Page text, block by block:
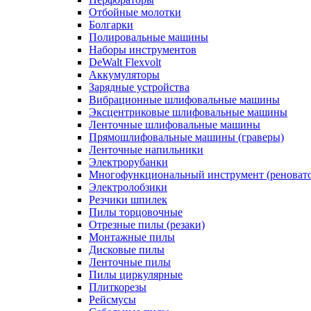
Отбойные молотки
Болгарки
Полировальные машины
Наборы инструментов
DeWalt Flexvolt
Аккумуляторы
Зарядные устройства
Вибрационные шлифовальные машины
Эксцентриковые шлифовальные машины
Ленточные шлифовальные машины
Прямошлифовальные машины (граверы)
Ленточные напильники
Электрорубанки
Многофункциональный инструмент
Электролобзики
Резчики шпилек
Пилы торцовочные
Отрезные пилы (резаки)
Монтажные пилы
Дисковые пилы
Ленточные пилы
Пилы циркулярные
Плиткорезы
Рейсмусы